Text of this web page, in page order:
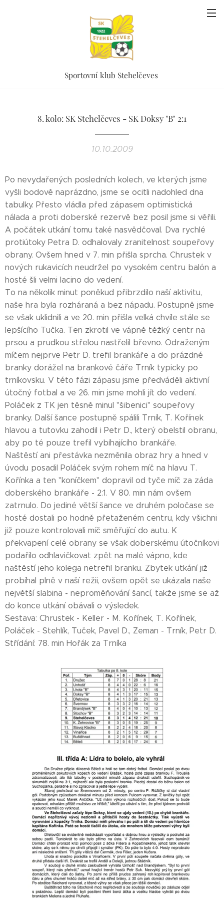
Sportovní klub Stehelčeves
8. kolo: SK Stehelčeves - SK Doksy "B" 2:1
10.10.2009
Po nevydařených posledních kolech, ve kterých jsme
vyšli bodově naprázdno, jsme se ocitli nadohled dna
tabulky. Přesto vládla před zápasem optimistická
nálada a proti doberské rezervě bez posil jsme si věřili.
A počátek utkání tomu také nasvědčoval. Dva rychlé
protiútoky Petra D. odhalovaly zranitelnost soupeřovy
obrany. Ovšem hned v 7. min přišla sprcha. Chrustek v
nových rukavicích neudržel po vysokém centru balón a
hosté šli velmi lacino do vedení.
To na několik minut poněkud přibrzdilo naší aktivitu,
naše hra byla rozháraná a bez nápadu. Postupně jsme
se však uklidnili a ve 20. min přišla velká chvíle stále se
lepšícího Tučka. Ten zkrotil ve vápně těžký centr na
prsou a prudkou střelou nastřelil břevno. Odraženým
míčem nejprve Petr D. trefil brankáře a do prázdné
branky dorážel na brankové čáře Trník typicky po
trníkovsku. V této fázi zápasu jsme předváděli aktivní
útočný fotbal a ve 26. min jsme mohli jít do vedení.
Poláček z TK jen těsně minul "šibenici" soupeřovy
branky. Další šance postupně spálili Trník, T. Kořínek
hlavou a tutovku zahodil i Petr D., který obelstil obranu,
aby po té pouze trefil vybíhajícího brankáře.
Naštěstí ani přestávka nezměnila obraz hry a hned v
úvodu posadil Poláček svým rohem míč na hlavu T.
Kořínka a ten "koníčkem" dopravil od tyče míč za záda
doberského brankáře - 2:1. V 80. min nám ovšem
zatrnulo. Do jediné větší šance ve druhém poločase se
hosté dostali po hodně přetaženém centru, kdy všichni
již pouze kontrolovali míč směřující do autu. K
překvapení celé obrany se však doberskému útočníkovi
podařilo odhlavičkovat zpět na malé vápno, kde
naštěstí jeho kolega netrefil branku. Zbytek utkání již
probíhal plně v naší režii, ovšem opět se ukázala naše
největší slabina - neproměňování šancí, takže jsme se až
do konce utkání obávali o výsledek.
Sestava: Chrustek - Keller - M. Kořínek, T. Kořínek,
Poláček - Stehlík, Tuček, Pavel D., Zeman - Trník, Petr D.
Střídání: 78. min Hořák za Trníka